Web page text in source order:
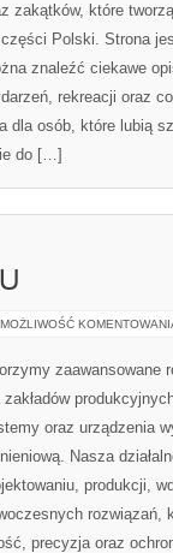
zakątków, które
Polski. Strona
znaleźć ciekawe
rekreacji oraz
dla osób, które lubią
do […]
MOŻLIWOŚĆ
zaawansowane
zakładów
oraz urządzenia
Nasza
produkcji,
rozwiązań,
precyzja oraz